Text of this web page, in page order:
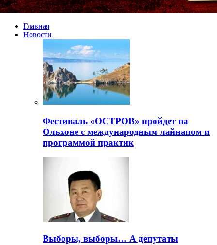
Главная
Новости
Фестиваль «ОСТРОВ» пройдет на
Ольхоне с международным лайнапом и
программой практик
Выборы, выборы… А депутаты